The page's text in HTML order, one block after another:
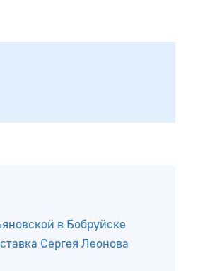
в Бобруйске
Сергея Леонова